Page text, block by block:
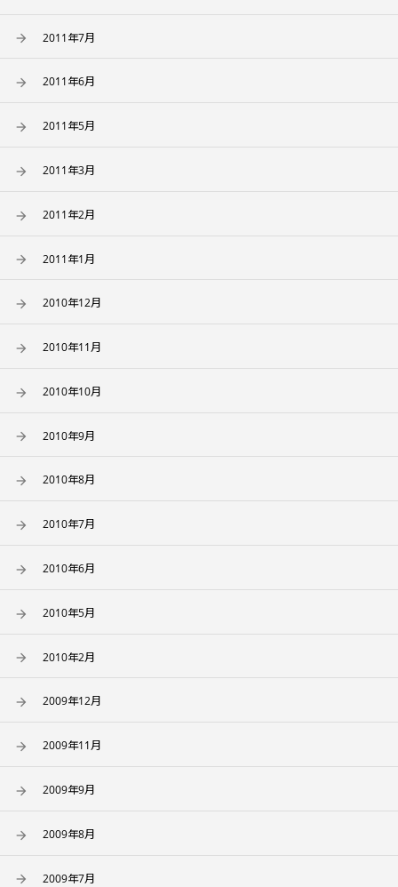
2011年7月
2011年6月
2011年5月
2011年3月
2011年2月
2011年1月
2010年12月
2010年11月
2010年10月
2010年9月
2010年8月
2010年7月
2010年6月
2010年5月
2010年2月
2009年12月
2009年11月
2009年9月
2009年8月
2009年7月